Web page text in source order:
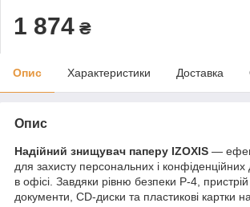
1 874 ₴
Опис Характеристики Доставка
Опис
Надійний знищувач паперу IZOXIS —
для захисту персональних і
в офісі. Завдяки рівню безпеки P-4,
документи, CD-диски та пластикові картки на